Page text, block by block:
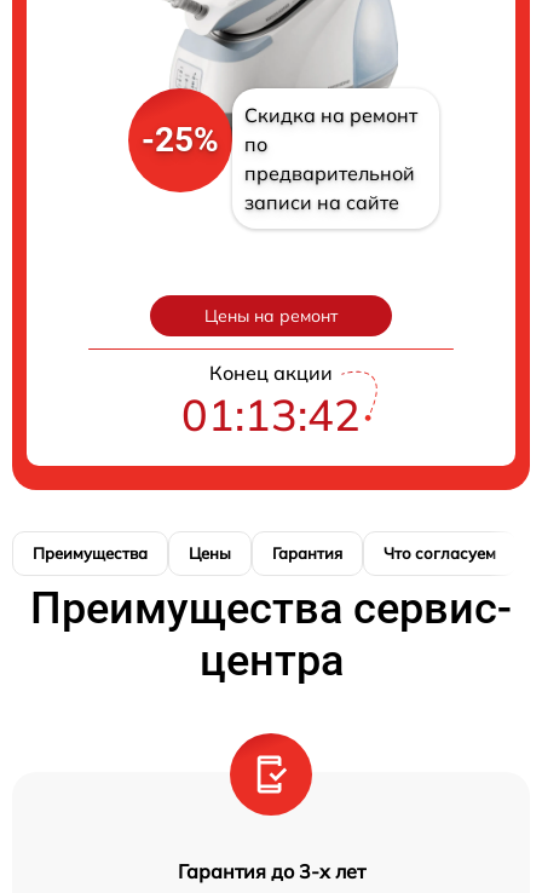
-25%
Скидка на ремонт
по
предварительной
записи на сайте
Цены на ремонт
Конец акции
01:13:41
Преимущества Цены Гарантия Что согласуем
Преимущества сервис-
центра
Гарантия до 3-х лет